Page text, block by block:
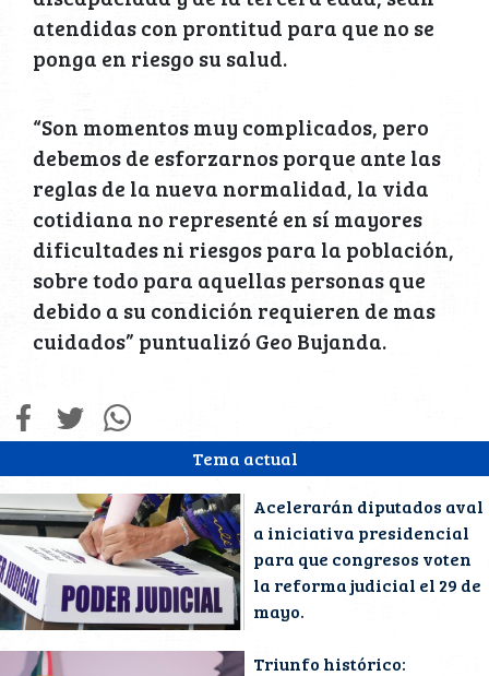
Tema actual
Acelerarán diputados aval
a iniciativa presidencial
para que congresos voten
la reforma judicial el 29 de
mayo.
Triunfo histórico:
atendidas con prontitud para que no se
ponga en riesgo su salud.
“Son momentos muy complicados, pero
debemos de esforzarnos porque ante las
reglas de la nueva normalidad, la vida
cotidiana no representé en sí mayores
dificultades ni riesgos para la población,
sobre todo para aquellas personas que
debido a su condición requieren de mas
cuidados” puntualizó Geo Bujanda.